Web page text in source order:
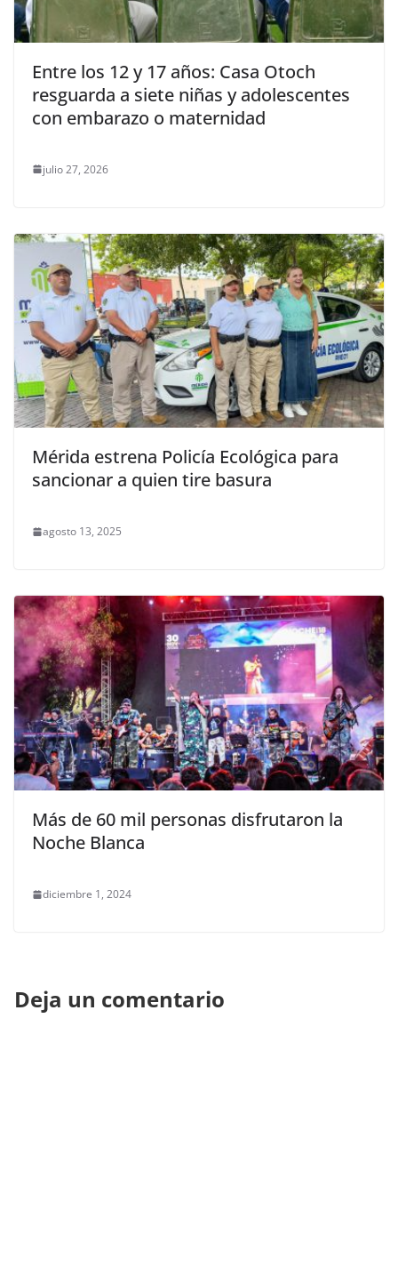
Entre los 12 y 17 años: Casa Otoch
resguarda a siete niñas y adolescentes
con embarazo o maternidad
julio 27, 2026
Mérida estrena Policía Ecológica para
sancionar a quien tire basura
agosto 13, 2025
Más de 60 mil personas disfrutaron la
Noche Blanca
diciembre 1, 2024
Deja un comentario